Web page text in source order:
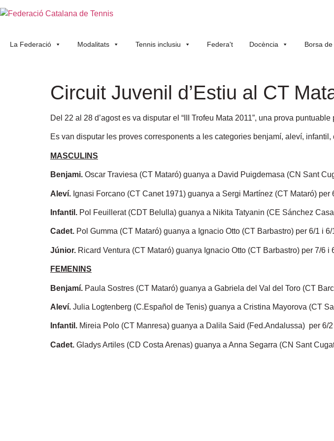
La Federació Modalitats Tennis inclusiu Federa't Docència Borsa
Circuit Juvenil d’Estiu al CT
Del 22 al 28 d’agost es va disputar el “III Trofeu Mata 2011”, una prova
Es van disputar les proves corresponents a les categories benjamí, aleví, infantil,
MASCULINS
Benjami. Oscar Traviesa (CT Mataró) guanya a David Puigdemasa (CN Sant
Aleví. Ignasi Forcano (CT Canet 1971) guanya a Sergi Martínez (CT Mataró) per
Infantil. Pol Feuillerat (CDT Belulla) guanya a Nikita Tatyanin (CE Sánchez
Cadet. Pol Gumma (CT Mataró) guanya a Ignacio Otto (CT Barbastro) per 6/1 i 6/
Júnior. Ricard Ventura (CT Mataró) guanya Ignacio Otto (CT Barbastro) per 7/6 i
FEMENINS
Benjamí. Paula Sostres (CT Mataró) guanya a Gabriela del Val del Toro (CT
Aleví. Julia Logtenberg (C.Español de Tenis) guanya a Cristina Mayorova (CT
Infantil. Mireia Polo (CT Manresa) guanya a Dalila Said (Fed.Andalussa) per 6/
Cadet. Gladys Artiles (CD Costa Arenas) guanya a Anna Segarra (CN Sant